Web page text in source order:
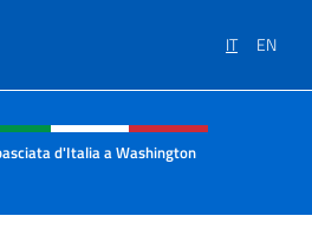
IT EN
social e menù
d'Italia a Washington